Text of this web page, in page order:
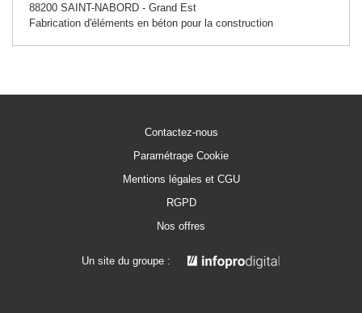
88200 SAINT-NABORD - Grand Est
Fabrication d'éléments en béton pour la construction
Contactez-nous
Paramétrage Cookie
Mentions légales et CGU
RGPD
Nos offres
Un site du groupe :